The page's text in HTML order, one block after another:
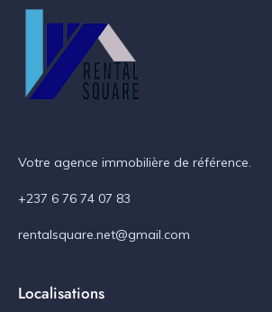
Votre agence immobilière de référence.
+237 6 76 74 07 83
rentalsquare.net@gmail.com
Localisations